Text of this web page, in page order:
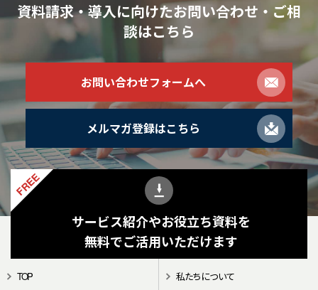
資料請求・導入に向けたお問い合わせ・ご相
談はこちら
お問い合わせフォームへ
メルマガ登録はこちら
FREE
サービス紹介やお役立ち資料を
無料でご活用いただけます
TOP 私たちについて